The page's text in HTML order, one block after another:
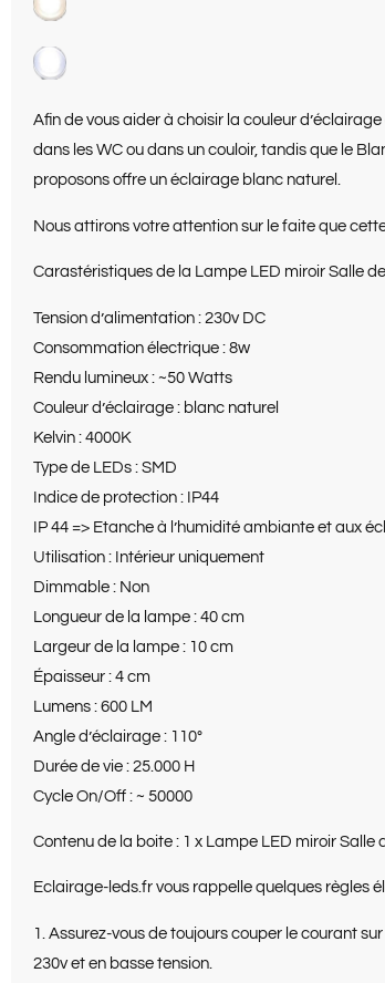
Afin de vous aider à choisir la couleur
dans les WC ou dans un couloir, tandis que le
proposons offre un éclairage blanc naturel.
Nous attirons votre attention sur le faite que
Carastéristiques de la Lampe LED miroir Salle
Tension d’alimentation : 230v DC
Consommation électrique : 8w
Rendu lumineux : ~50 Watts
Couleur d’éclairage : blanc naturel
Kelvin : 4000K
Type de LEDs : SMD
Indice de protection : IP44
IP 44 => Etanche à l’humidité ambiante et aux
Utilisation : Intérieur uniquement
Dimmable : Non
Longueur de la lampe : 40 cm
Largeur de la lampe : 10 cm
Épaisseur : 4 cm
Lumens : 600 LM
Angle d’éclairage : 110°
Durée de vie : 25.000 H
Cycle On/Off : ~ 50000
Contenu de la boite : 1 x Lampe LED miroir
Eclairage-leds.fr vous rappelle quelques règles
1. Assurez-vous de toujours couper le courant
230v et en basse tension.